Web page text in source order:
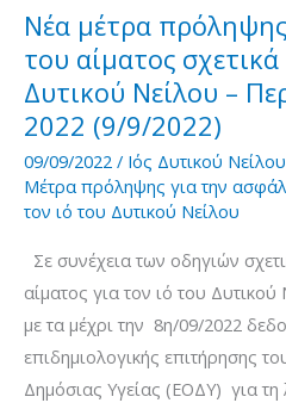
σχετικά
με
τον
ιό
του
Δυτικού
Νείλου
Περίοδος
μετάδοσης
2022
(16/9/2022)
Νέα μέτρα
του αίματος
Δυτικού Νείλου –
2022 (9/9/2022)
09/09/2022 / Ιός Δυτικού Νείλου
Μέτρα πρόληψης για την
τον ιό του Δυτικού Νείλου
Σε συνέχεια των οδηγιών
αίματος για τον ιό του
με τα μέχρι την 8η/09/2022
επιδημιολογικής επιτήρησης
Δημόσιας Υγείας (ΕΟΔΥ) για